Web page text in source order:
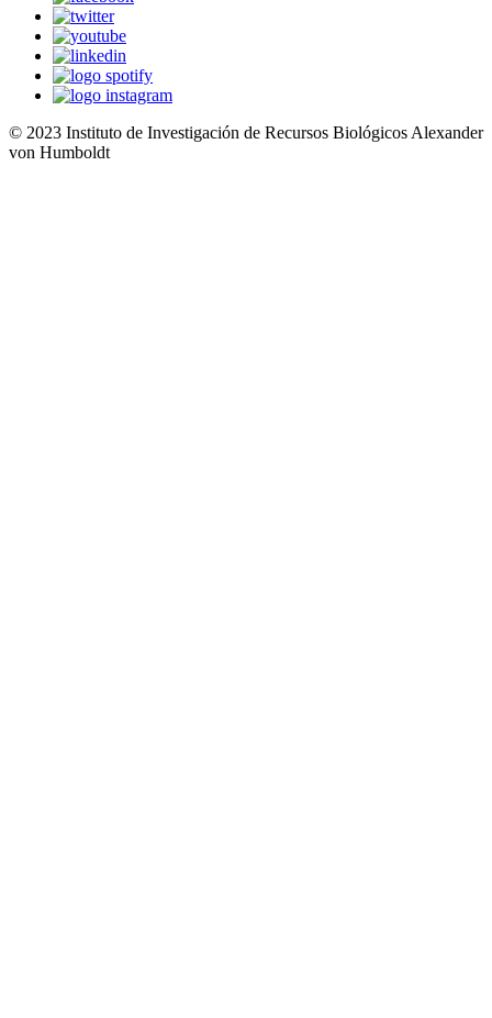
© 2023 Instituto de Investigación de Recursos Biológicos Alexander
von Humboldt